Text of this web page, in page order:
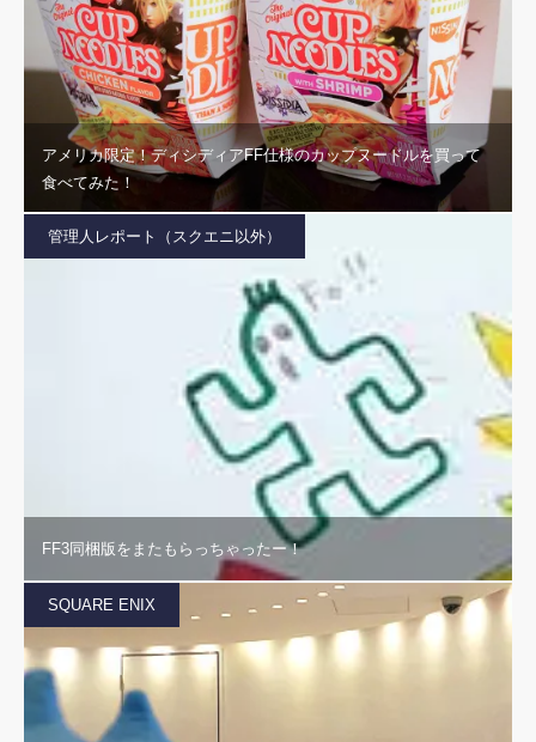
アメリカ限定！ディシディアFF仕様のカップヌードルを買って
食べてみた！
管理人レポート（スクエニ以外）
FF3同梱版をまたもらっちゃったー！
SQUARE ENIX